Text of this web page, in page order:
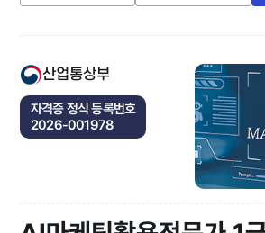
산업통상부
자격증 정식 등록번호
2026-001978